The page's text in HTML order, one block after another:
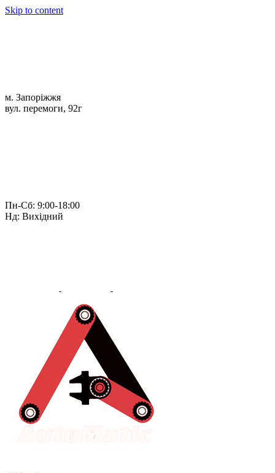
Skip to content
м. Запоріжжя
вул. перемоги, 92г
Пн-Сб: 9:00-18:00
Нд: Вихідний